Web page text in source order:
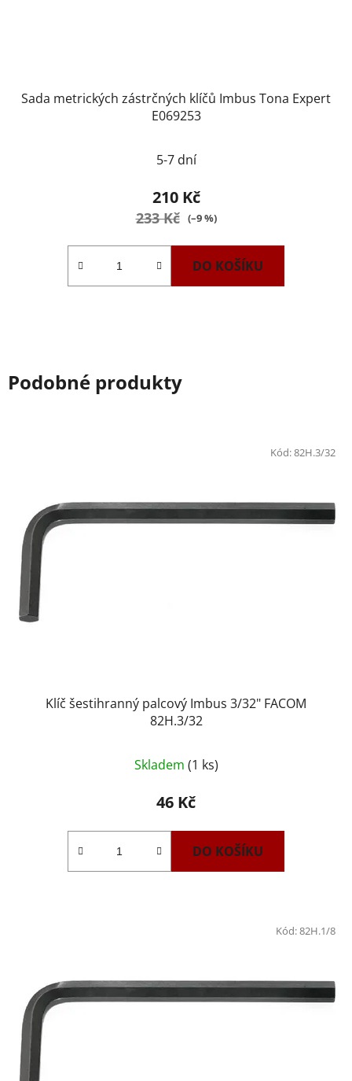
Sada metrických zástrčných klíčů Imbus Tona Expert
E069253
5-7 dní
210 Kč
233 Kč (–9 %)
DO KOŠÍKU
Podobné produkty
Klíč šestihranný palcový Imbus 3/32" FACOM
82H.3/32
Skladem (1 ks)
46 Kč
DO KOŠÍKU
Kód:82H.3/32
Kód:82H.1/8